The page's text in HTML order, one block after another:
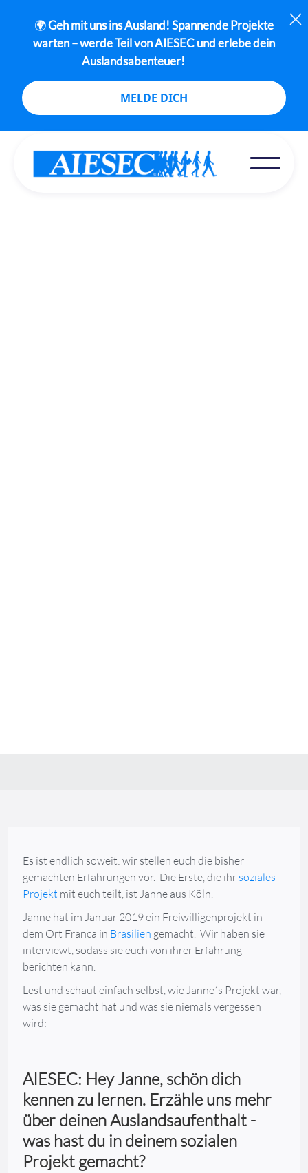
🌍Geh mit uns ins Ausland! Spannende Projekte
warten – werde Teil von AIESEC und erlebe dein
Auslandsabenteuer!
MELDE DICH
Es ist endlich soweit: wir stellen euch die bisher
gemachten Erfahrungen vor. Die Erste, die ihr soziales
Projekt mit euch teilt, ist Janne aus Köln.
Janne hat im Januar 2019 ein Freiwilligenprojekt in
dem Ort Franca in Brasilien gemacht. Wir haben sie
interviewt, sodass sie euch von ihrer Erfahrung
berichten kann.
Lest und schaut einfach selbst, wie Janne´s Projekt war,
was sie gemacht hat und was sie niemals vergessen
wird:
AIESEC: Hey Janne, schön dich
kennen zu lernen. Erzähle uns mehr
über deinen Auslandsaufenthalt -
was hast du in deinem sozialen
Projekt gemacht?